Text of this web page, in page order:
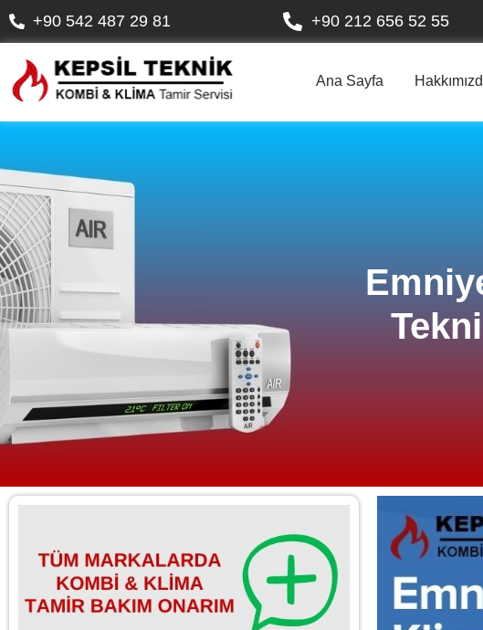
+90 542 487 29 81 +90 212 656 52 55
Ana Sayfa